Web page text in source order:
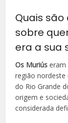
Quais
sobre
era a sua
Os Muriús eram
região nordeste
do Rio Grande
origem e
considerada